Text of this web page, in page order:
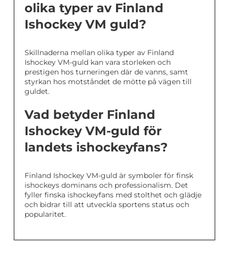
olika typer av Finland
Ishockey VM guld?
Skillnaderna mellan olika typer av Finland
Ishockey VM-guld kan vara storleken och
prestigen hos turneringen där de vanns, samt
styrkan hos motståndet de mötte på vägen till
guldet.
Vad betyder Finland
Ishockey VM-guld för
landets ishockeyfans?
Finland Ishockey VM-guld är symboler för finsk
ishockeys dominans och professionalism. Det
fyller finska ishockeyfans med stolthet och glädje
och bidrar till att utveckla sportens status och
popularitet.